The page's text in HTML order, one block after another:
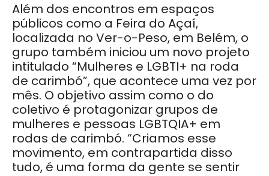
Além dos encontros em espaços
públicos como a Feira do Açaí,
localizada no Ver-o-Peso, em Belém, o
grupo também iniciou um novo projeto
intitulado “Mulheres e LGBTI+ na roda
de carimbó”, que acontece uma vez por
mês. O objetivo assim como o do
coletivo é protagonizar grupos de
mulheres e pessoas LGBTQIA+ em
rodas de carimbó. “Criamos esse
movimento, em contrapartida disso
tudo, é uma forma da gente se sentir